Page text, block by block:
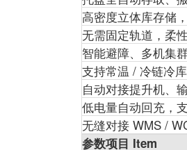
高密度立体库存储
无需固定轨道，柔
智能避障、多机集
支持常温 / 冷链冷
自动对接提升机、
低电量自动回充，
无缝对接 WMS /
参数项目 Item